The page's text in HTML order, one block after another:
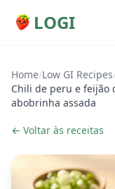
LOGI
Home/Low GI Recipes
Chili de peru e feijão
abobrinha assada
← Voltar às receitas